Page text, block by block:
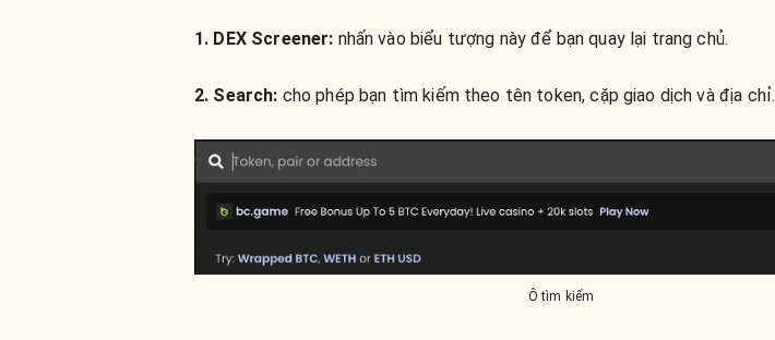
1. DEX Screener: nhấn vào biểu tượng này để bạn quay lại trang chủ.
2. Search: cho phép bạn tìm kiếm theo tên token, cặp giao dịch và địa chỉ.
Ô tìm kiếm